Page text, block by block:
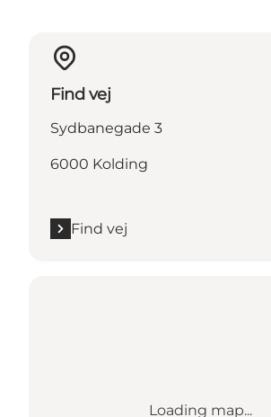
Find vej
Sydbanegade 3
6000 Kolding
Find vej
Loading map...